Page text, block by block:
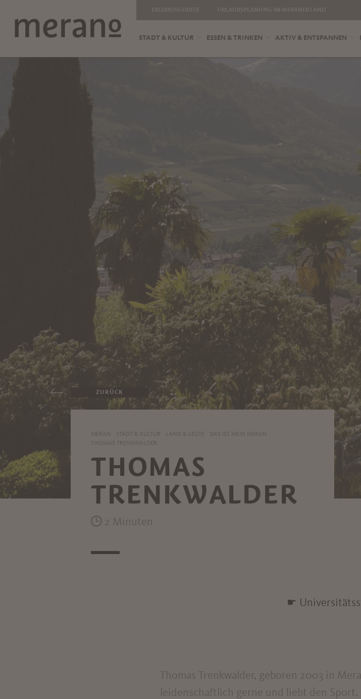
STADT & KULTUR ESSEN & TRINKEN AKTIV & ENTSPANNEN
ZURÜCK
MERAN STADT & KULTUR LAND & LEUTE
DAS IST MEIN MERAN
THOMAS TRENKWALDER
THOMAS
TRENKWALDER
2 Minuten
☛
Thomas Trenkwalder, geboren 2003 in
leidenschaftlich gerne und liebt den